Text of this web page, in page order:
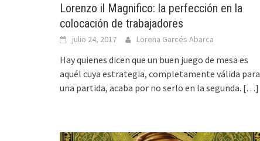
Lorenzo il Magnifico: la perfección en la
colocación de trabajadores
julio 24, 2017 Lorena Garcés Abarca
Hay quienes dicen que un buen juego de mesa es
aquél cuya estrategia, completamente válida para
una partida, acaba por no serlo en la segunda. […]